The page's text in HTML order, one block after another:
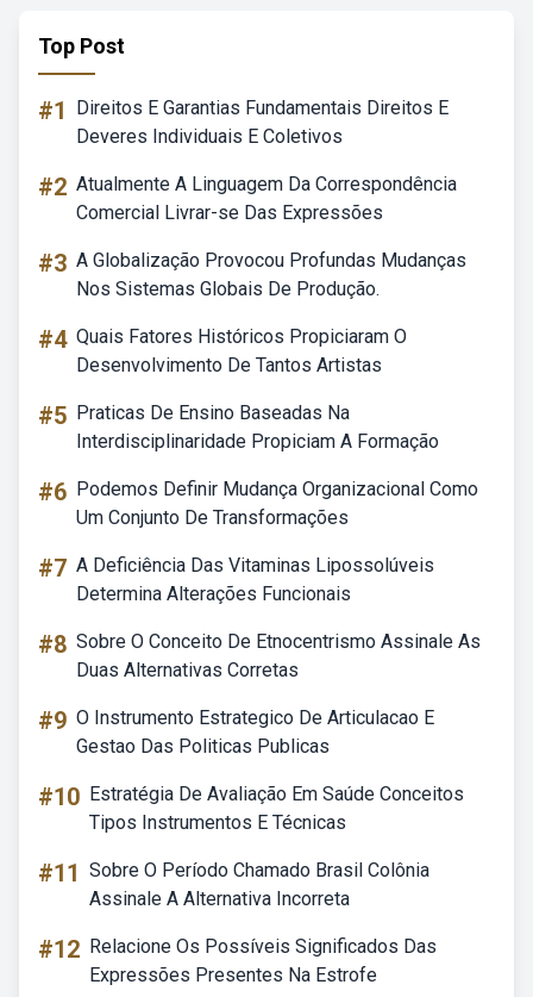
Top Post
#1
Direitos E Garantias Fundamentais Direitos E
Deveres Individuais E Coletivos
#2 Atualmente A Linguagem Da Correspondência
Comercial Livrar-se Das Expressões
#3 A Globalização Provocou Profundas Mudanças
Nos Sistemas Globais De Produção.
#4 Quais Fatores Históricos Propiciaram O
Desenvolvimento De Tantos Artistas
#5 Praticas De Ensino Baseadas Na
Interdisciplinaridade Propiciam A Formação
#6 Podemos Definir Mudança Organizacional Como
Um Conjunto De Transformações
#7 A Deficiência Das Vitaminas Lipossolúveis
Determina Alterações Funcionais
#8 Sobre O Conceito De Etnocentrismo Assinale As
Duas Alternativas Corretas
#9 O Instrumento Estrategico De Articulacao E
Gestao Das Politicas Publicas
#10 Estratégia De Avaliação Em Saúde Conceitos
Tipos Instrumentos E Técnicas
#11 Sobre O Período Chamado Brasil Colônia
Assinale A Alternativa Incorreta
#12 Relacione Os Possíveis Significados Das
Expressões Presentes Na Estrofe